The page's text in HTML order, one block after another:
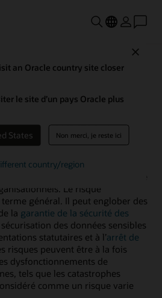
an Oracle country site closer
le site d’un pays Oracle plus
States Non merci, je reste ici
country/region
la gestion des
(ERM) ?
(ERM)
Le risque
général. Il peut englober des
la garantie de la sécurité des
des données sensibles
statutaires et à l’arrêt de
risques peuvent être à la fois
dysfonctionnements de
tels que les catastrophes
comme un risque varie